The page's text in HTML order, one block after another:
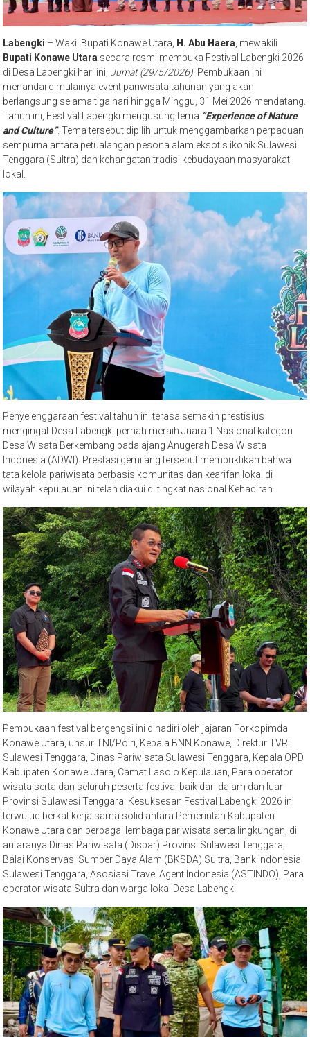
Labengki – Wakil Bupati Konawe Utara, H. Abu Haera , mewakili
Bupati Konawe Utara secara resmi membuka Festival Labengki 2026
di Desa Labengki hari ini, Jumat (29/5/2026) . Pembukaan ini
menandai dimulainya event pariwisata tahunan yang akan
berlangsung selama tiga hari hingga Minggu, 31 Mei 2026 mendatang.
Tahun ini, Festival Labengki mengusung tema “Experience of Nature
and Culture”. Tema tersebut dipilih untuk menggambarkan perpaduan
sempurna antara petualangan pesona alam eksotis ikonik Sulawesi
Tenggara (Sultra) dan kehangatan tradisi kebudayaan masyarakat
lokal.
Penyelenggaraan festival tahun ini terasa semakin prestisius
mengingat Desa Labengki pernah meraih Juara 1 Nasional kategori
Desa Wisata Berkembang pada ajang Anugerah Desa Wisata
Indonesia (ADWI). Prestasi gemilang tersebut membuktikan bahwa
tata kelola pariwisata berbasis komunitas dan kearifan lokal di
wilayah kepulauan ini telah diakui di tingkat nasional.Kehadiran
Pembukaan festival bergengsi ini dihadiri oleh jajaran Forkopimda
Konawe Utara, unsur TNI/Polri, Kepala BNN Konawe, Direktur TVRI
Sulawesi Tenggara, Dinas Pariwisata Sulawesi Tenggara, Kepala OPD
Kabupaten Konawe Utara, Camat Lasolo Kepulauan, Para operator
wisata serta dan seluruh peserta festival baik dari dalam dan luar
Provinsi Sulawesi Tenggara. Kesuksesan Festival Labengki 2026 ini
terwujud berkat kerja sama solid antara Pemerintah Kabupaten
Konawe Utara dan berbagai lembaga pariwisata serta lingkungan, di
antaranya Dinas Pariwisata (Dispar) Provinsi Sulawesi Tenggara,
Balai Konservasi Sumber Daya Alam (BKSDA) Sultra, Bank Indonesia
Sulawesi Tenggara, Asosiasi Travel Agent Indonesia (ASTINDO), Para
operator wisata Sultra dan warga lokal Desa Labengki.